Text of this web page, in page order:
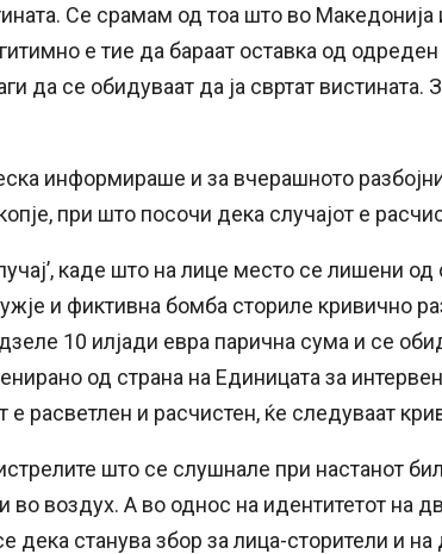
Се срамам од тоа што во
е тие да бараат оставка од одреден
да се обидуваат да ја свртат вистината.
информираше и за вчерашното
при што посочи дека случајот е
каде што на лице место се лишени
и фиктивна бомба сториле кривично
10 илјади евра парична сума и се
од страна на Единицата за
е расветлен и расчистен, ќе следуваат
што се слушнале при настанот
во воздух. А во однос на идентитетот на
дека станува збор за лица-сторители и